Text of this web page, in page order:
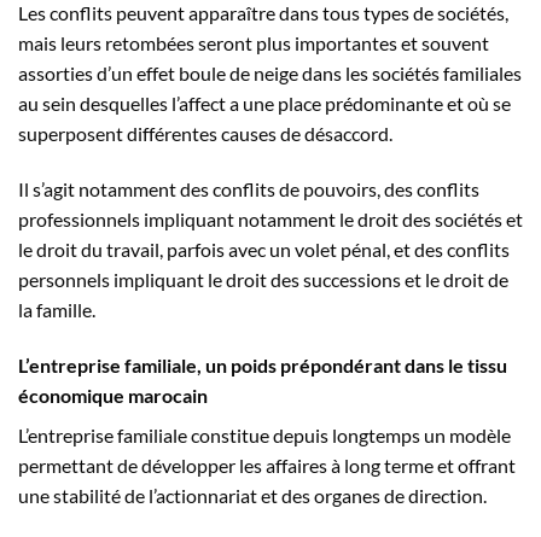
Les conflits peuvent apparaître dans tous types de sociétés,
mais leurs retombées seront plus importantes et souvent
assorties d’un effet boule de neige dans les sociétés familiales
au sein desquelles l’affect a une place prédominante et où se
superposent différentes causes de désaccord.
Il s’agit notamment des conflits de pouvoirs, des conflits
professionnels impliquant notamment le droit des sociétés et
le droit du travail, parfois avec un volet pénal, et des conflits
personnels impliquant le droit des successions et le droit de
la famille.
L’entreprise familiale, un poids prépondérant dans le tissu
économique marocain
L’entreprise familiale constitue depuis longtemps un modèle
permettant de développer les affaires à long terme et offrant
une stabilité de l’actionnariat et des organes de direction.